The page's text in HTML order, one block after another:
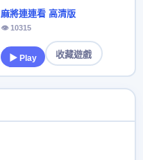
麻將連連看 高清版
👁 10315
▶ Play 收藏遊戲